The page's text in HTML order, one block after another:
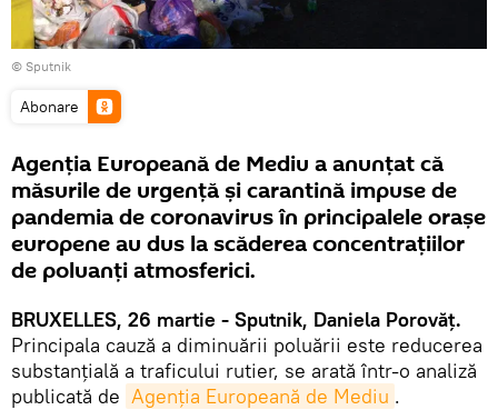
© Sputnik
Abonare
Agenția Europeană de Mediu a anunțat că
măsurile de urgenţă şi carantină impuse de
pandemia de coronavirus în principalele oraşe
europene au dus la scăderea concentraţiilor
de poluanţi atmosferici.
BRUXELLES, 26 martie - Sputnik, Daniela Porovăț.
Principala cauză a diminuării poluării este reducerea
substanţială a traficului rutier, se arată într-o analiză
publicată de Agenţia Europeană de Mediu .